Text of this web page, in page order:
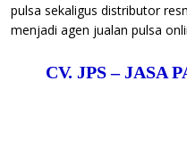
pulsa sekaligus distributor
menjadi agen jualan pulsa
CV. JPS – JASA